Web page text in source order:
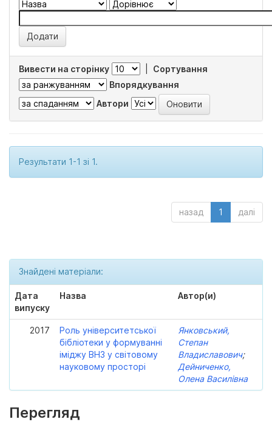
Вивести на сторінку
Сортування
Впорядкування
Автори
Результати 1-1 зі 1.
назад 1 далі
Знайдені матеріали:
Дата
випуску
Назва Автор(и)
2017
Роль університетської
бібліотеки у формуванні
іміджу ВНЗ у світовому
науковому просторі
Янковський,
Степан
Владиславович;
Дейниченко,
Олена Василівна
Перегляд